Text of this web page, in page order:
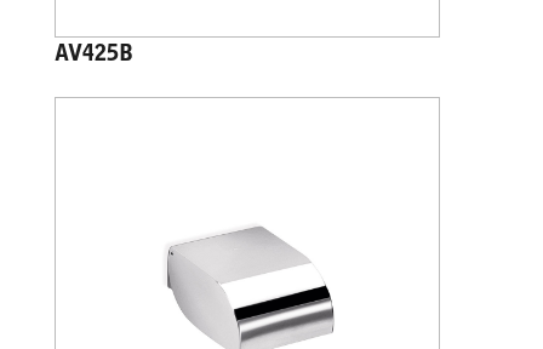
AV425B